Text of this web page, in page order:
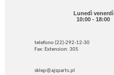
Lunedì venerdì
10:00 - 18:00
telefono (22)-292-12-30
Fax: Extension: 305
sklep@ajsparts.pl